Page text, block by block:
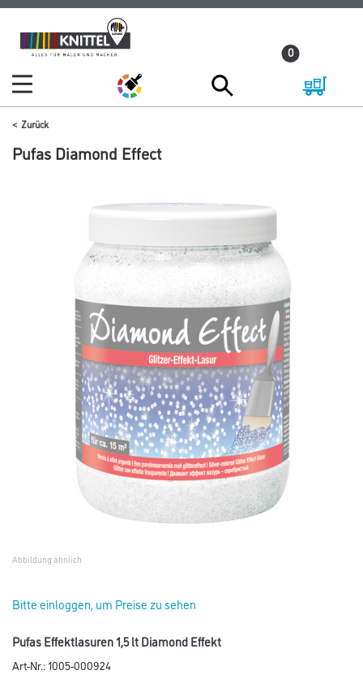
Zum
Inhalt
Zum
Navigationsmenü
0
Zurück
Pufas Diamond Effect
Abbildung ähnlich
Bitte einloggen, um Preise zu sehen
Pufas Effektlasuren 1,5 lt Diamond Effekt
Art-Nr.:1005-000924